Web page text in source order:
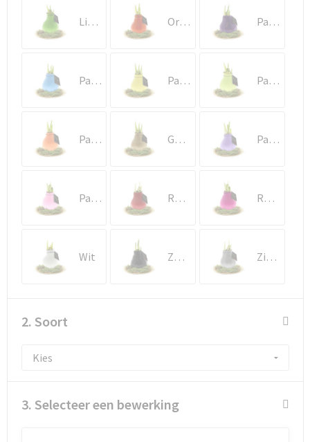
Lichtgroen Oranje Paars
Pastel blauw Pastel geel Pastel groen
Pastel oranje Goud Pastel paars
Pastel roze Rood Roze
Wit Zwart Zilver
2. Soort
3. Selecteer een bewerking